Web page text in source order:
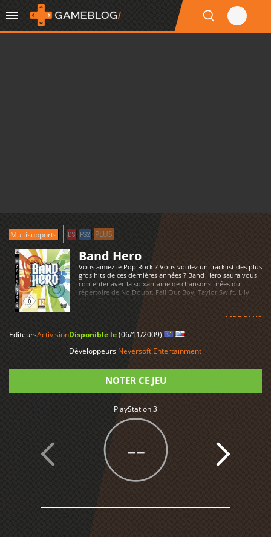
Multisupports DS PS2 PLUS
Band Hero
Vous aimez le Pop Rock ? Vous voulez un tracklist des plus
gros hits de ces dernières années ? Band Hero saura vous
contenter avec la soixantaine de chansons tirées du
répertoire de No Doubt, Fall Out Boy, Taylor Swift, Lily
Allen, The Killers, les Jackson 5...etc. Que vous soyez plutôt
axé chant ou instrument, les différentes combinaisons
(jusqu'à 4 personnes en chant) sauront satisfaire tout le
monde. Si le cour vous en dite, vous pourrez opter pour le
mode "" chant uniquement "" et profitez d'une soirée très
LIRE PLUS
EditeursActivisionDisponible le(06/11/2009)
Développeurs Neversoft Entertainment
NOTER CE JEU
PlayStation 3
--